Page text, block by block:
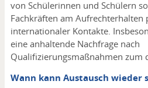
von Schülerinnen und Schülern
Fachkräften am Aufrechterhalten
internationaler Kontakte.
eine anhaltende Nachfrage nach
Qualifizierungsmaßnahmen zum
Wann kann Austausch wieder